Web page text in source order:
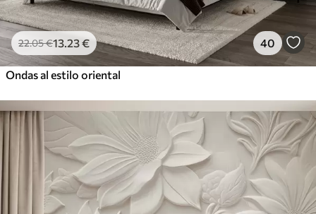
22.05€13 .23€ 40
Ondas al estilo oriental